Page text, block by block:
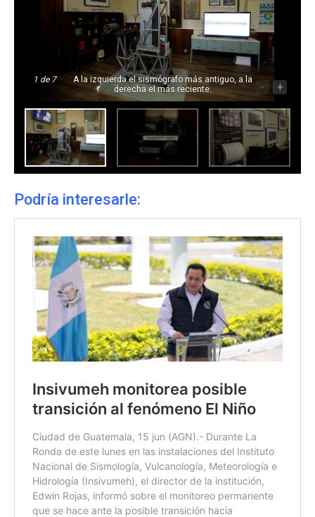
1 de 7
A la izquierda el sismógrafo más antiguo, a la
derecha el más reciente.
- +
Podría interesarle: